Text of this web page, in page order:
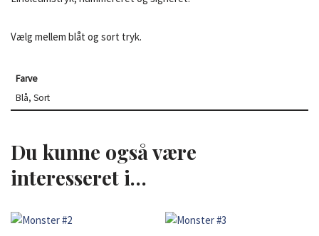
Vælg mellem blåt og sort tryk.
Farve
Blå, Sort
Du kunne også være
interesseret i…